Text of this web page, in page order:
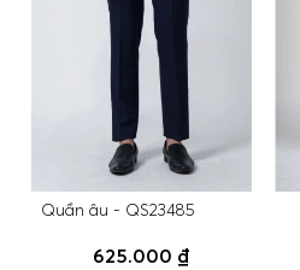
Quần âu - QS23485
625.000 ₫